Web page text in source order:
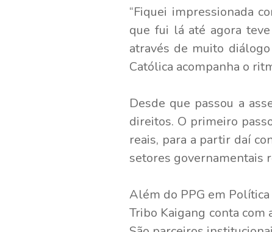
“Fiquei impressionada
que fui lá até agora
através de muito
Católica acompanha o
Desde que passou a
direitos. O primeiro
reais, para a partir daí
setores governamentais
Além do PPG em Política
Tribo Kaigang conta